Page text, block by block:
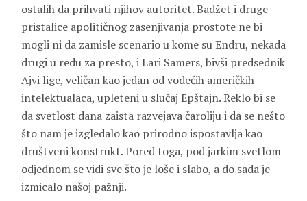
ostalih da prihvati njihov autoritet. Badžet i druge
pristalice apolitičnog zasenjivanja prostote ne bi
mogli ni da zamisle scenario u kome su Endru, nekada
drugi u redu za presto, i Lari Samers, bivši predsednik
Ajvi lige, veličan kao jedan od vodećih američkih
intelektualaca, upleteni u slučaj Epštajn. Reklo bi se
da svetlost dana zaista razvejava čaroliju i da se nešto
što nam je izgledalo kao prirodno ispostavlja kao
društveni konstrukt. Pored toga, pod jarkim svetlom
odjednom se vidi sve što je loše i slabo, a do sada je
izmicalo našoj pažnji.